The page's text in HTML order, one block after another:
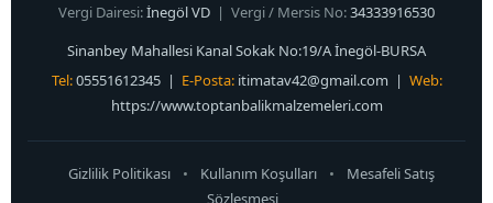
Vergi Dairesi:İnegöl VD | Vergi / Mersis No:34333916530
Sinanbey Mahallesi Kanal Sokak No:19/A İnegöl-BURSA
Tel:05551612345 | E-Posta: itimatav42@gmail.com | Web:
https://www.toptanbalikmalzemeleri.com
Gizlilik Politikası • Kullanım Koşulları •
Mesafeli Satış
Sözleşmesi